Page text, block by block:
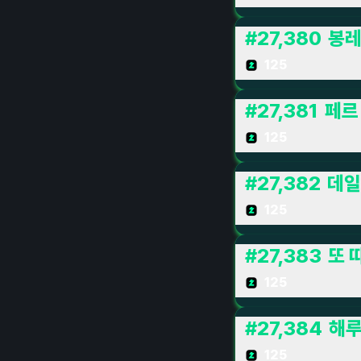
#27,380 봉
#27,381 페
#27,382 데
#27,383 또
#27,384 해